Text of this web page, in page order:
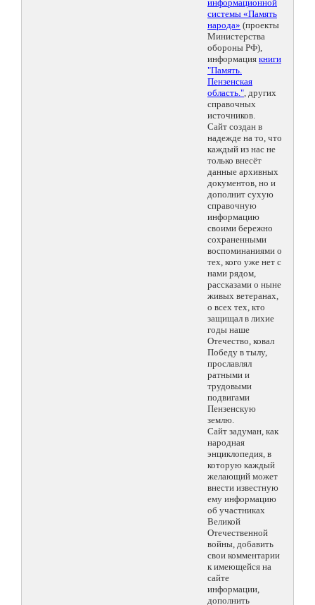
информационной
системы «Память
народа» (проекты
Министерства
обороны РФ),
информация книги
"Память.
Пензенская
область.", других
справочных
источников.
Сайт создан в
надежде на то, что
каждый из нас не
только внесёт
данные архивных
документов, но и
дополнит сухую
справочную
информацию
своими бережно
сохраненными
воспоминаниями о
тех, кого уже нет с
нами рядом,
рассказами о ныне
живых ветеранах,
о всех тех, кто
защищал в лихие
годы наше
Отечество, ковал
Победу в тылу,
прославлял
ратными и
трудовыми
подвигами
Пензенскую
землю.
Сайт задуман, как
народная
энциклопедия, в
которую каждый
желающий может
внести известную
ему информацию
об участниках
Великой
Отечественной
войны, добавить
свои комментарии
к имеющейся на
сайте
информации,
дополнить